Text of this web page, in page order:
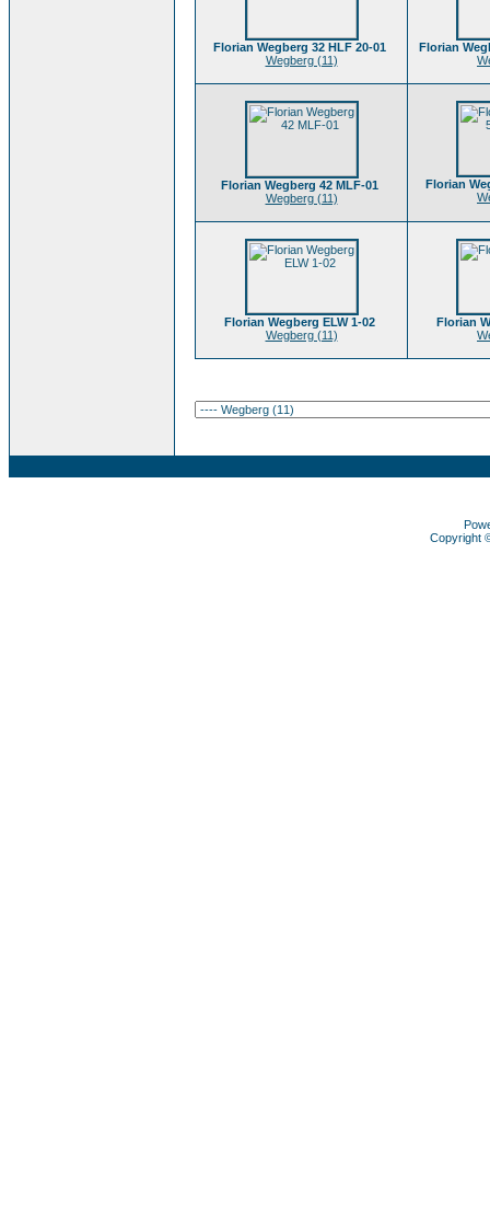
Florian Wegberg 32 HLF 20-01
Wegberg (11)
Florian
Florian Wegberg 42 MLF-01
Wegberg (11)
Florian
Florian Wegberg ELW 1-02
Wegberg (11)
Florian
Copyright